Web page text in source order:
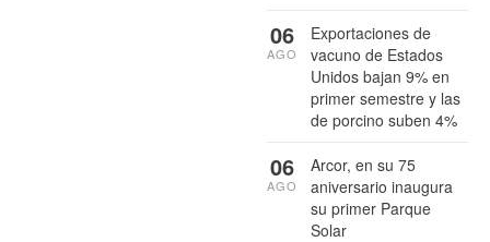
Exportaciones de
vacuno de Estados
Unidos bajan 9% en
primer semestre y las
de porcino suben 4%
06
AGO
Arcor, en su 75
aniversario inaugura
su primer Parque
Solar
06
AGO